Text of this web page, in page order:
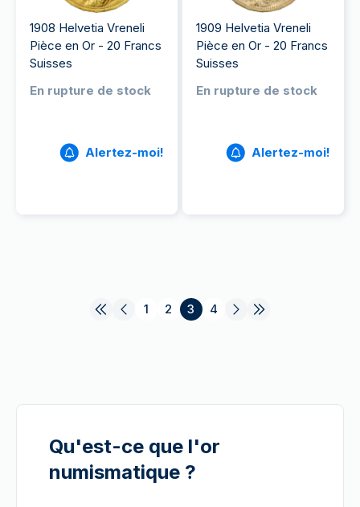
1908 Helvetia Vreneli
Pièce en Or - 20 Francs
Suisses
En rupture de stock
Alertez-moi!
1909 Helvetia Vreneli
Pièce en Or - 20 Francs
Suisses
En rupture de stock
Alertez-moi!
1 2 3 4
Qu'est-ce que l'or
numismatique ?